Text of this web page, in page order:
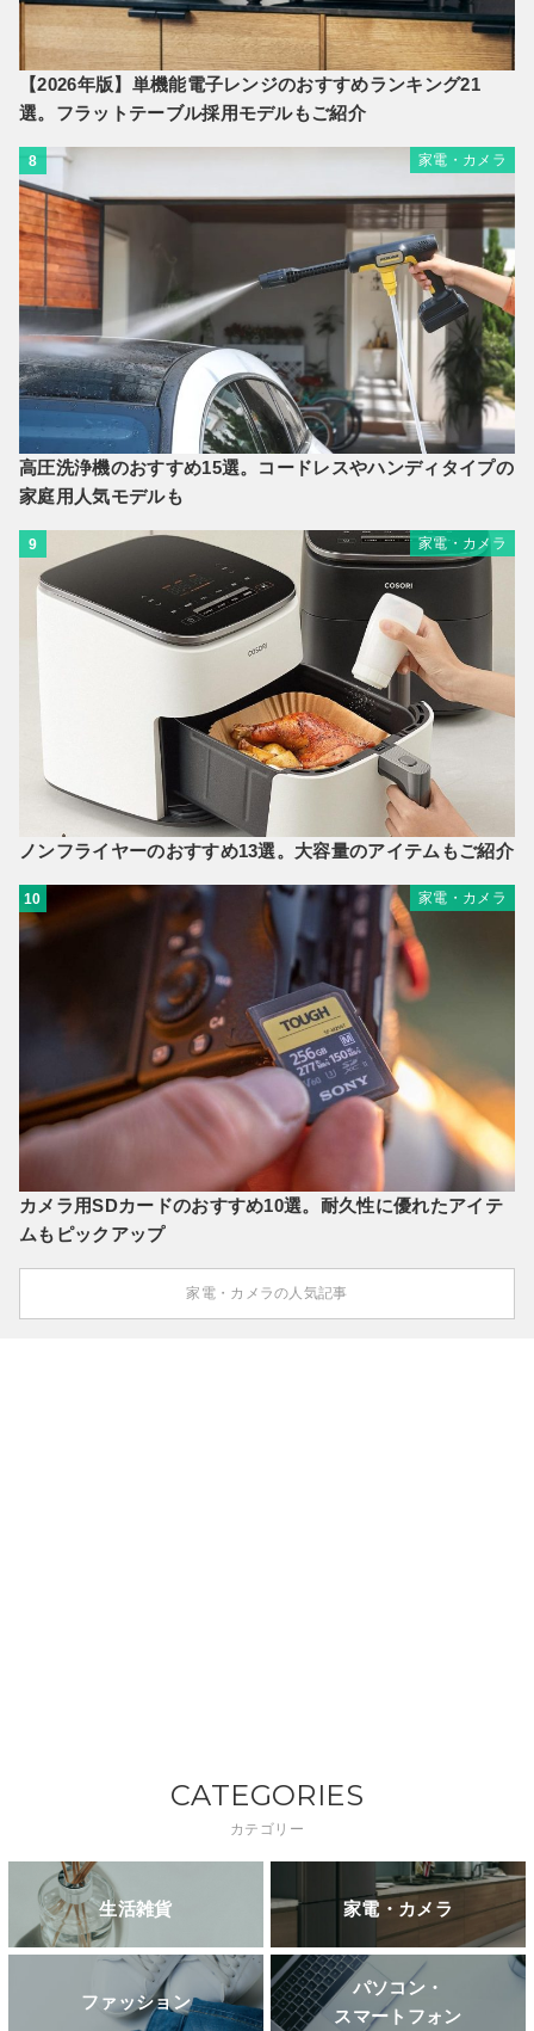
【2026年版】単機能電子レンジのおすすめランキング21
選。フラットテーブル採用モデルもご紹介
8 家電・カメラ
高圧洗浄機のおすすめ15選。コードレスやハンディタイプの
家庭用人気モデルも
9 家電・カメラ
ノンフライヤーのおすすめ13選。大容量のアイテムもご紹介
10 家電・カメラ
カメラ用SDカードのおすすめ10選。耐久性に優れたアイテ
ムもピックアップ
家電・カメラの人気記事
CATEGORIES
カテゴリー
生活雑貨 家電・カメラ
ファッション
パソコン・
スマートフォン